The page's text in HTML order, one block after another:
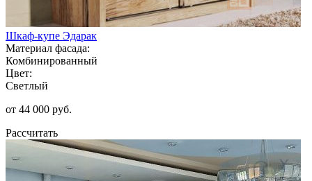
Шкаф-купе Эдарак
Материал фасада:
Комбинированный
Цвет:
Светлый
от 44 000 руб.
Рассчитать